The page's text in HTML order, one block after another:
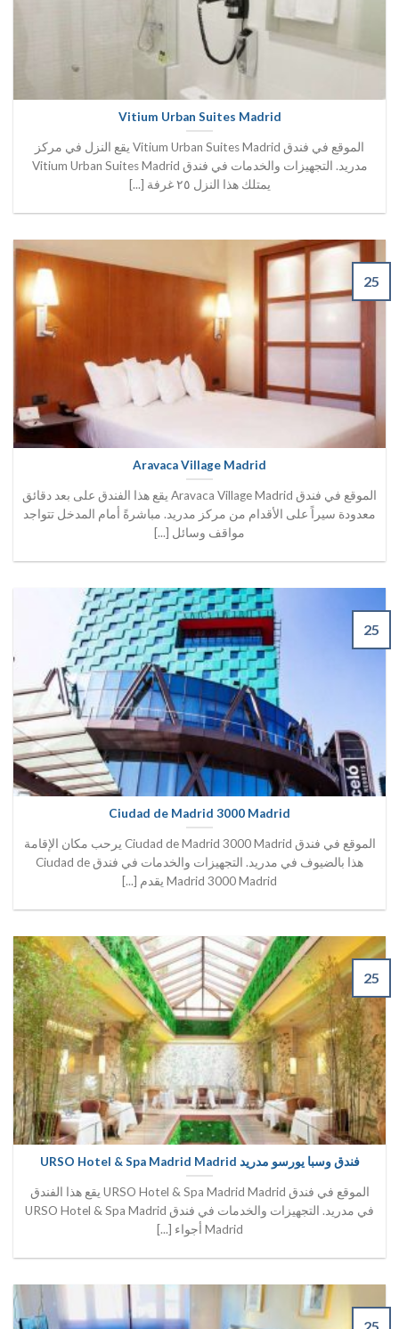
Vitium Urban Suites Madrid
الموقع في فندق Vitium Urban Suites Madrid يقع النزل في مركز
مدريد. التجهيزات والخدمات في فندق Vitium Urban Suites Madrid
يمتلك هذا النزل ٢٥ غرفة [...]
Aravaca Village Madrid
الموقع في فندق Aravaca Village Madrid يقع هذا الفندق على بعد دقائق
معدودة سيراً على الأقدام من مركز مدريد. مباشرةً أمام المدخل تتواجد
مواقف وسائل [...]
25
Ciudad de Madrid 3000 Madrid
الموقع في فندق Ciudad de Madrid 3000 Madrid يرحب مكان الإقامة
هذا بالضيوف في مدريد. التجهيزات والخدمات في فندق Ciudad de
Madrid 3000 Madrid يقدم [...]
25
فندق وسبا يورسو مدريد URSO Hotel & Spa Madrid Madrid
الموقع في فندق URSO Hotel & Spa Madrid Madrid يقع هذا الفندق
في مدريد. التجهيزات والخدمات في فندق URSO Hotel & Spa Madrid
Madrid أجواء [...]
25